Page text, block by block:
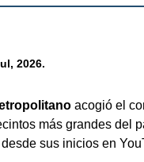
2026.
acogió el
más grandes del
sus inicios en